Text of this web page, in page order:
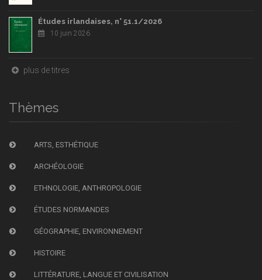
Études irlandaises, n° 51.1/2026
10 juin 2026
plus de titres
Thèmes
ARTS, ESTHÉTIQUE
ARCHÉOLOGIE
ETHNOLOGIE, ANTHROPOLOGIE
ÉTUDES NORMANDES
GÉOGRAPHIE, ENVIRONNEMENT
HISTOIRE
LITTÉRATURE, LANGUE ET CIVILISATION